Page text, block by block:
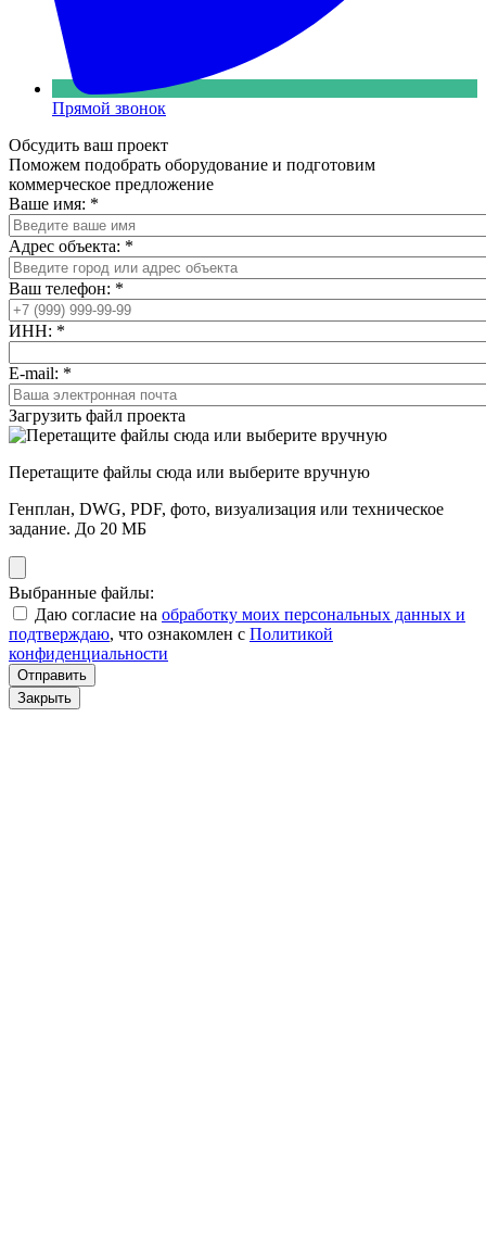
Прямой звонок
Обсудить ваш проект
Поможем подобрать оборудование и подготовим
коммерческое предложение
Ваше имя: *
Адрес объекта: *
Ваш телефон: *
ИНН: *
E-mail: *
Загрузить файл проекта
Перетащите файлы сюда или выберите вручную
Генплан, DWG, PDF, фото, визуализация или техническое
задание. До 20 МБ
Выбранные файлы:
Даю согласие на обработку моих персональных данных и
подтверждаю, что ознакомлен с Политикой
конфиденциальности
Отправить
Закрыть